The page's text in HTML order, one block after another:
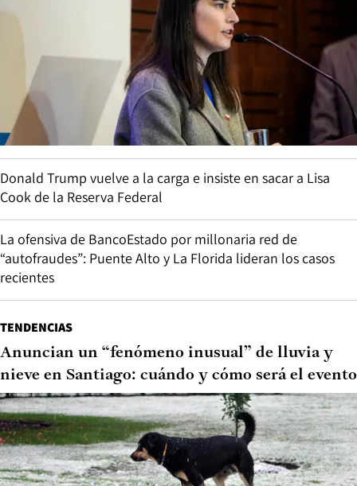
Donald Trump vuelve a la carga e insiste en sacar a Lisa
Cook de la Reserva Federal
La ofensiva de BancoEstado por millonaria red de
“autofraudes”: Puente Alto y La Florida lideran los casos
recientes
TENDENCIAS
Anuncian un “fenómeno inusual” de lluvia y
nieve en Santiago: cuándo y cómo será el evento